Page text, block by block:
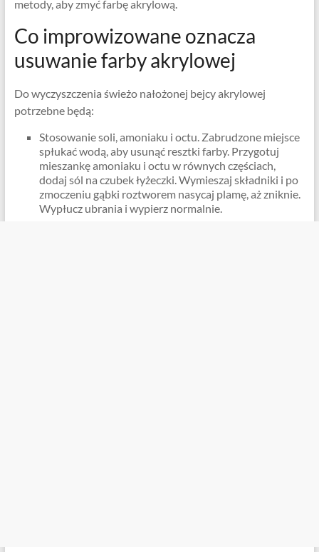
metody, aby zmyć farbę akrylową.
Co improwizowane oznacza
usuwanie farby akrylowej
Do wyczyszczenia świeżo nałożonej bejcy akrylowej
potrzebne będą:
Stosowanie soli, amoniaku i octu. Zabrudzone miejsce
spłukać wodą, aby usunąć resztki farby. Przygotuj
mieszankę amoniaku i octu w równych częściach,
dodaj sól na czubek łyżeczki. Wymieszaj składniki i po
zmoczeniu gąbki roztworem nasycaj plamę, aż zniknie.
Wypłucz ubrania i wypierz normalnie.